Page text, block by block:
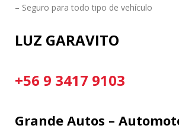
– Seguro para todo tipo de vehículo
LUZ GARAVITO
+56 9 3417 9103
Grande Autos –